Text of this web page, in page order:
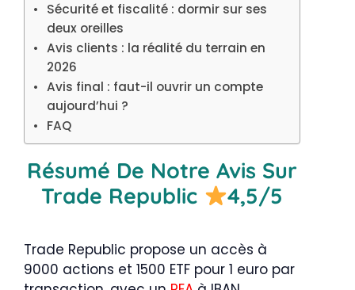
Sécurité et fiscalité : dormir sur ses
deux oreilles
Avis clients : la réalité du terrain en
2026
Avis final : faut-il ouvrir un compte
aujourd’hui ?
FAQ
Résumé De Notre Avis Sur
Trade Republic
4,5/5
Trade Republic propose un accès à
9000 actions et 1500 ETF pour 1 euro par